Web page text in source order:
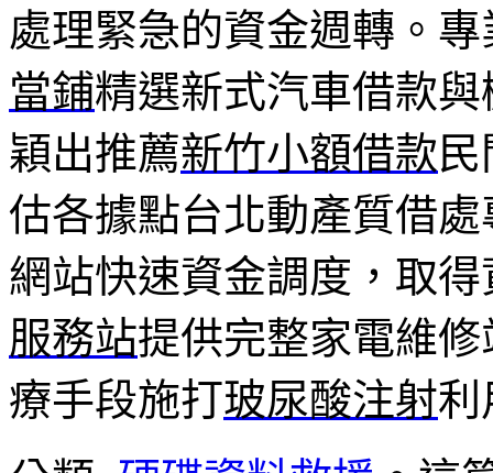
處理緊急的資金週轉。
當鋪精選新式汽車借款
穎出推薦新竹小額借款
估各據點台北動產質借處
網站快速資金調度，取
服務站提供完整家電維
療手段施打玻尿酸注射利